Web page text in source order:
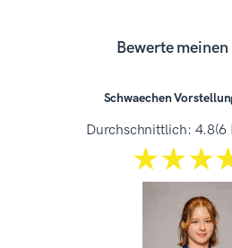
Bewerte
Schwaechen
Durchschnittlich: 4.8(6